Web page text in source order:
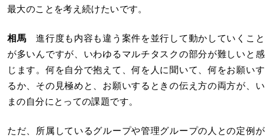
最大のことを考え続けたいです。
相馬 進行度も内容も違う案件を並行して動かしていくこと
が多いんですが、いわゆるマルチタスクの部分が難しいと感
じます。何を自分で抱えて、何を人に聞いて、何をお願いす
るか、その見極めと、お願いするときの伝え方の両方が、い
まの自分にとっての課題です。
ただ、所属しているグループや管理グループの人との定例が